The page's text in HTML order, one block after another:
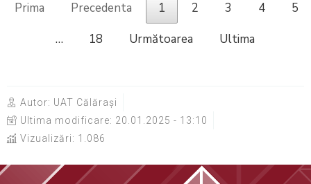
Prima Precedenta 1 2 3 4
5
…
18 Următoarea Ultima
Autor: UAT Călărași
Ultima modificare: 20.01.2025 - 13:10
Vizualizări: 1.086